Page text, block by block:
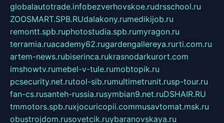
globalautotrade.infobezverhovskoe.rudrsschool.ru
ZOOSMART.SPB.RUdalakony.rumedikijob.ru
remontt.spb.ruphotostudia.spb.rumyragon.ru
terramia.ruacademy62.rugardengallereya.rurti.com.ru
artem-news.rubiserinca.rukrasnodarkurort.com
imshowtv.rumebel-v-tule.rumobtopik.ru
pcsecurity.net.rutool-sib.rumultimetrunit.rusp-tour.ru
fan-cs.rusanteh-russia.rusymbian9.net.ruDSHAIR.RU
tmmotors.spb.ruxjocuricopii.commusavtomat.msk.ru
obustrojdom.rusovetcik.ruybaranovskaya.ru